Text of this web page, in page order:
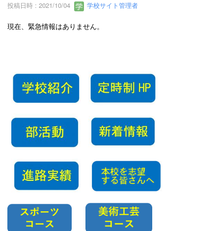
投稿日時 : 2021/10/04 学校サイト管理者
現在、緊急情報はありません。